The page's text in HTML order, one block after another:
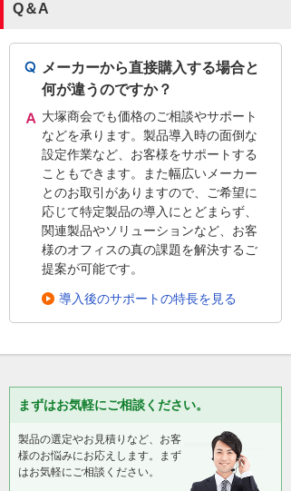
Q＆A
メーカーから直接購入する場合と
何が違うのですか？
大塚商会でも価格のご相談やサポート
などを承ります。製品導入時の面倒な
設定作業など、お客様をサポートする
こともできます。また幅広いメーカー
とのお取引がありますので、ご希望に
応じて特定製品の導入にとどまらず、
関連製品やソリューションなど、お客
様のオフィスの真の課題を解決するご
提案が可能です。
導入後のサポートの特長を見る
まずはお気軽にご相談ください。
製品の選定やお見積りなど、お客
様のお悩みにお応えします。まず
はお気軽にご相談ください。